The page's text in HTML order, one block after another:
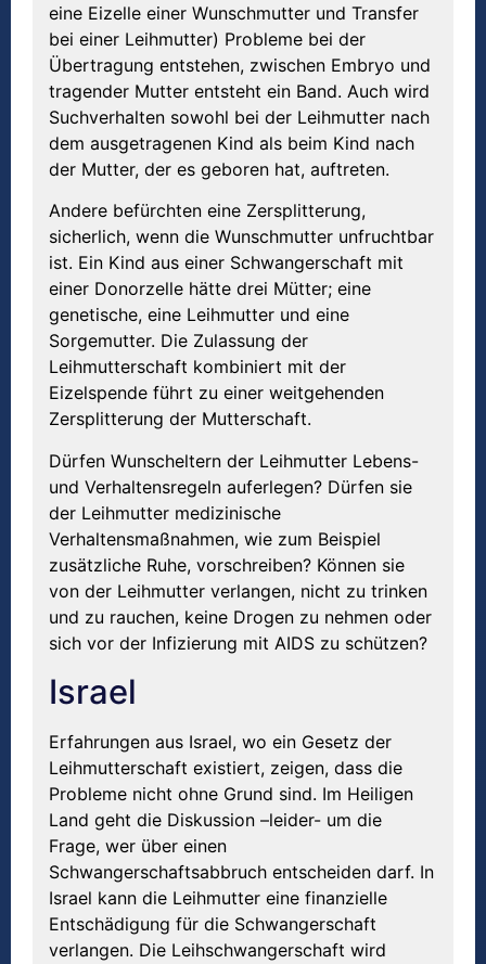
eine Eizelle einer Wunschmutter und Transfer
bei einer Leihmutter) Probleme bei der
Übertragung entstehen, zwischen Embryo und
tragender Mutter entsteht ein Band. Auch wird
Suchverhalten sowohl bei der Leihmutter nach
dem ausgetragenen Kind als beim Kind nach
der Mutter, der es geboren hat, auftreten.
Andere befürchten eine Zersplitterung,
sicherlich, wenn die Wunschmutter unfruchtbar
ist. Ein Kind aus einer Schwangerschaft mit
einer Donorzelle hätte drei Mütter; eine
genetische, eine Leihmutter und eine
Sorgemutter. Die Zulassung der
Leihmutterschaft kombiniert mit der
Eizelspende führt zu einer weitgehenden
Zersplitterung der Mutterschaft.
Dürfen Wunscheltern der Leihmutter Lebens-
und Verhaltensregeln auferlegen? Dürfen sie
der Leihmutter medizinische
Verhaltensmaßnahmen, wie zum Beispiel
zusätzliche Ruhe, vorschreiben? Können sie
von der Leihmutter verlangen, nicht zu trinken
und zu rauchen, keine Drogen zu nehmen oder
sich vor der Infizierung mit AIDS zu schützen?
Israel
Erfahrungen aus Israel, wo ein Gesetz der
Leihmutterschaft existiert, zeigen, dass die
Probleme nicht ohne Grund sind. Im Heiligen
Land geht die Diskussion –leider- um die
Frage, wer über einen
Schwangerschaftsabbruch entscheiden darf. In
Israel kann die Leihmutter eine finanzielle
Entschädigung für die Schwangerschaft
verlangen. Die Leihschwangerschaft wird